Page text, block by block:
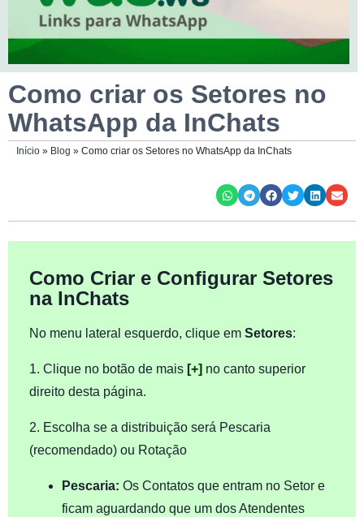
Como criar os Setores no
WhatsApp da InChats
Início » Blog » Como criar os Setores no WhatsApp da InChats
Como Criar e Configurar Setores
na InChats
No menu lateral esquerdo, clique em Setores:
1. Clique no botão de mais [+] no canto superior
direito desta página.
2. Escolha se a distribuição será Pescaria
(recomendado) ou Rotação
Pescaria: Os Contatos que entram no Setor e
ficam aguardando que um dos Atendentes